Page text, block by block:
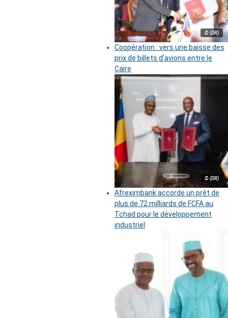
© (DR)
Coopération : vers une baisse des
prix de billets d’avions entre le
Caire
© (DR)
Afreximbank accorde un prêt de
plus de 72 milliards de FCFA au
Tchad pour le développement
industriel